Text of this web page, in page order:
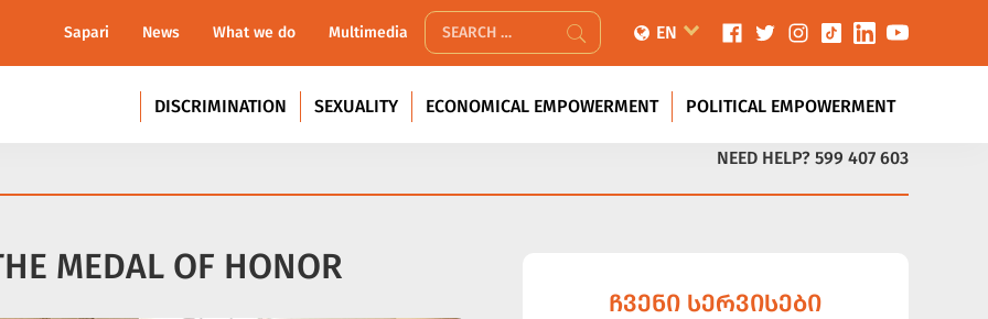
Sapari News What we do Multimedia EN
DISCRIMINATION SEXUALITY ECONOMICAL EMPOWERMENT POLITICAL EMPOWERMENT
NEED HELP? 599 407 603
MEDAL OF HONOR
ᲩᲕᲔᲜᲘ ᲡᲔᲠᲕᲘᲡᲔᲑᲘ